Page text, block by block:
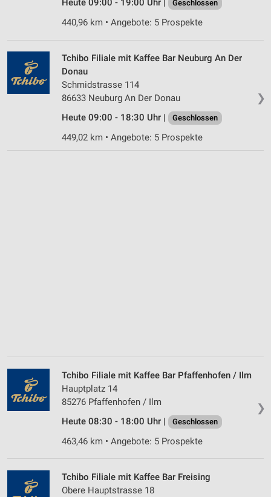
Heute 09:00 - 19:00 Uhr | Geschlossen
440,96 km • Angebote: 5 Prospekte
❯
Tchibo Filiale mit Kaffee Bar Neuburg An Der
Donau
Schmidstrasse 114
86633 Neuburg An Der Donau
Heute 09:00 - 18:30 Uhr |
Geschlossen
449,02 km • Angebote: 5 Prospekte
❯
Tchibo Filiale mit Kaffee Bar Pfaffenhofen / Ilm
Hauptplatz 14
85276 Pfaffenhofen / Ilm
Heute 08:30 - 18:00 Uhr |
Geschlossen
463,46 km • Angebote: 5 Prospekte
Tchibo Filiale mit Kaffee Bar Freising
Obere Hauptstrasse 18